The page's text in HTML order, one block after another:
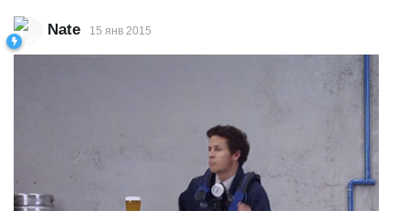
Nate 15 янв 2015